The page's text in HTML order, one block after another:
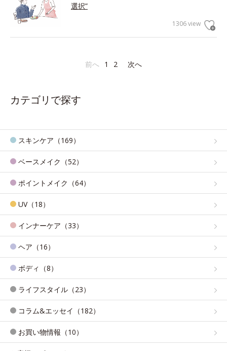
選択”
1306 view
前へ 1 2 次へ
カテゴリで探す
スキンケア（169）
ベースメイク（52）
ポイントメイク（64）
UV（18）
インナーケア（33）
ヘア（16）
ボディ（8）
ライフスタイル（23）
コラム&エッセイ（182）
お買い物情報（10）